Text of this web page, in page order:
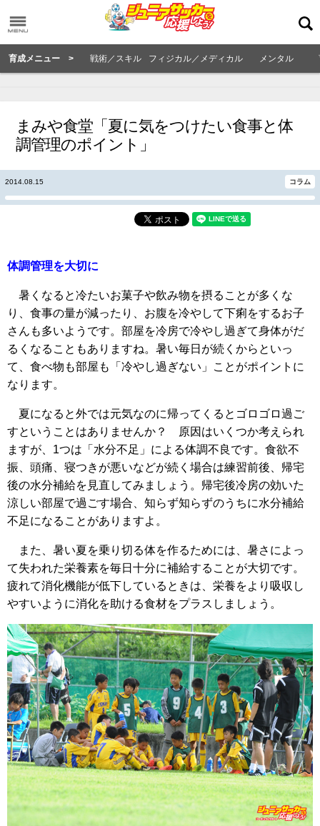
育成メニュー > 戦術／スキル フィジカル／メディカル メンタル
まみや食堂「夏に気をつけたい食事と体
調管理のポイント」
2014.08.15 コラム
体調管理を大切に
暑くなると冷たいお菓子や飲み物を摂ることが多くな
り、食事の量が減ったり、お腹を冷やして下痢をするお子
さんも多いようです。部屋を冷房で冷やし過ぎて身体がだ
るくなることもありますね。暑い毎日が続くからといっ
て、食べ物も部屋も「冷やし過ぎない」ことがポイントに
なります。
夏になると外では元気なのに帰ってくるとゴロゴロ過ご
すということはありませんか？ 原因はいくつか考えられ
ますが、1つは「水分不足」による体調不良です。食欲不
振、頭痛、寝つきが悪いなどが続く場合は練習前後、帰宅
後の水分補給を見直してみましょう。帰宅後冷房の効いた
涼しい部屋で過ごす場合、知らず知らずのうちに水分補給
不足になることがありますよ。
また、暑い夏を乗り切る体を作るためには、暑さによっ
て失われた栄養素を毎日十分に補給することが大切です。
疲れて消化機能が低下しているときは、栄養をより吸収し
やすいように消化を助ける食材をプラスしましょう。